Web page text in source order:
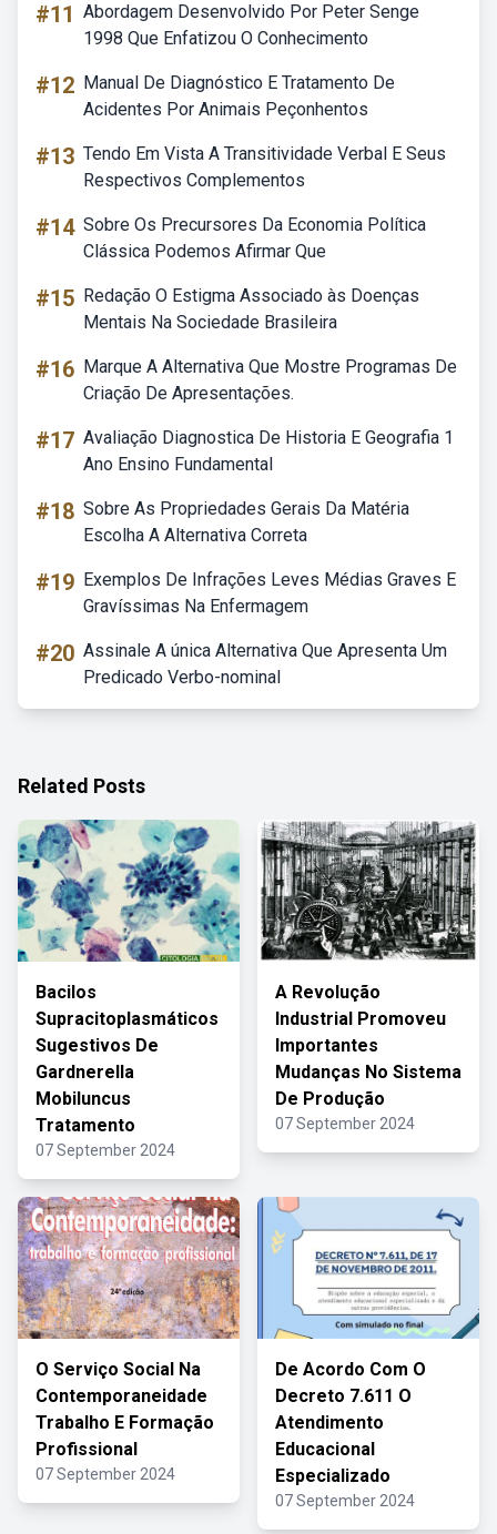
#11 Abordagem Desenvolvido Por Peter Senge
1998 Que Enfatizou O Conhecimento
#12 Manual De Diagnóstico E Tratamento De
Acidentes Por Animais Peçonhentos
#13 Tendo Em Vista A Transitividade Verbal E Seus
Respectivos Complementos
#14 Sobre Os Precursores Da Economia Política
Clássica Podemos Afirmar Que
#15 Redação O Estigma Associado às Doenças
Mentais Na Sociedade Brasileira
#16 Marque A Alternativa Que Mostre Programas De
Criação De Apresentações.
#17 Avaliação Diagnostica De Historia E Geografia 1
Ano Ensino Fundamental
#18 Sobre As Propriedades Gerais Da Matéria
Escolha A Alternativa Correta
#19 Exemplos De Infrações Leves Médias Graves E
Gravíssimas Na Enfermagem
#20 Assinale A única Alternativa Que Apresenta Um
Predicado Verbo-nominal
Related Posts
Bacilos
Supracitoplasmáticos
Sugestivos De
Gardnerella
Mobiluncus
Tratamento
07 September 2024
A Revolução
Industrial Promoveu
Importantes
Mudanças No Sistema
De Produção
07 September 2024
O Serviço Social Na
Contemporaneidade
Trabalho E Formação
Profissional
07 September 2024
De Acordo Com O
Decreto 7.611 O
Atendimento
Educacional
Especializado
07 September 2024